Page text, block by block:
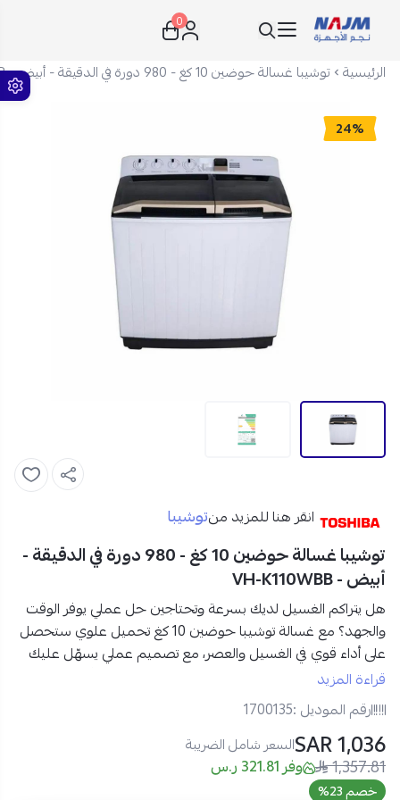
نجم الأجهزة
0
الرئيسية توشيبا غسالة حوضين 10 كغ - 980 دورة في الدقيقة - أبيض - VH-K110WBB
24%
انقر هنا للمزيد منتوشيبا
توشيبا غسالة حوضين 10 كغ - 980 دورة في الدقيقة -
أبيض - VH-K110WBB
هل يتراكم الغسيل لديك بسرعة وتحتاجين حل عملي يوفر الوقت
والجهد؟ مع غسالة توشيبا حوضين 10 كغ تحميل علوي
ستحصل
على أداء قوي في الغسيل والعصر، مع تصميم عملي يسهّل عليك
إنجاز كمية كبيرة من الملابس بكفاءة عالية في وقت أقل.
استمتع بتجربة غسيل نصف أوتوماتيك موثوقة من توشيبا، مع
على ملابس أنظف وأقرب للجفاف بسرعة أكبر.
مواصفات غسالة توشيبا حوضين 10 كغ في السعودية:
قراءة المزيد
رقم الموديل :1700135
1,036 SAR السعر شامل الضريبة
1,357.81 وفر 321.81 ر.س
خصم 23%